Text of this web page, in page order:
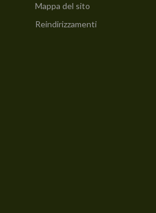
Mappa del sito
Reindirizzamenti